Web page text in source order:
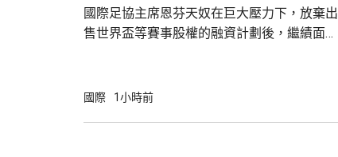
國際足協主席恩芬天奴在巨大壓力下，放棄出
售世界盃等賽事股權的融資計劃後，繼績面臨
歉；國際足協會後發聲明，重申全力支持恩芬
國際 1小時前